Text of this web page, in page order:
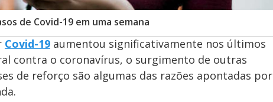
de Covid-19 em uma semana
Covid-19 aumentou significativamente nos últimos
contra o coronavírus, o surgimento de outras
de reforço são algumas das razões apontadas por